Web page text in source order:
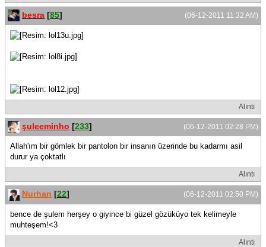
(06-12-2011 11:32 AM)
besra [85]
Alıntı
(06-12-2011 02:28 PM)
şuleeminho [233]
Allah'ım bir gömlek bir pantolon bir insanın üzerinde bu kadarmı asil
durur ya çoktatlı
Alıntı
(06-12-2011 02:50 PM)
Nurhan [22]
bence de şulem herşey o giyince bi güzel gözüküyo tek kelimeyle
muhteşem!<3
Alıntı